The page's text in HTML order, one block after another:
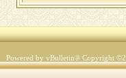
Powered by vBulletin® Copyright